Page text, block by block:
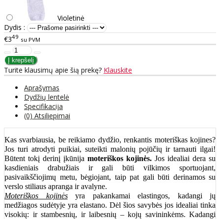
Violetinė
Dydis :
€349 su PVM
Turite klausimų apie šią prekę? Klauskite
Aprašymas
Dydžių lentelė
Specifikacija
(0) Atsiliepimai
Kas svarbiausia, be reikiamo dydžio, renkantis moteriškas kojines?
Jos turi atrodyti puikiai, suteikti malonių pojūčių ir tarnauti ilgai!
Būtent tokį derinį įkūnija moteriškos kojinės. Jos idealiai dera su
kasdieniais drabužiais ir gali būti vilkimos sportuojant,
pasivaikščiojimų metu, bėgiojant, taip pat gali būti derinamos su
verslo stiliaus apranga ir avalyne.
Moteriškos kojinėsyra pakankamai elastingos, kadangi jų
medžiagos sudėtyje yra elastano. Dėl šios savybės jos idealiai tinka
visokių: ir stambesnių, ir laibesnių – kojų savininkėms. Kadangi